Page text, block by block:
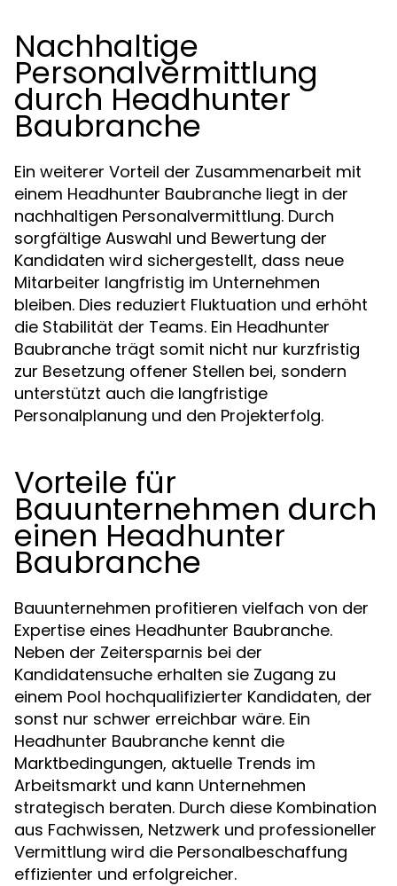
Nachhaltige
Personalvermittlung
durch Headhunter
Baubranche
Ein weiterer Vorteil der Zusammenarbeit mit
einem Headhunter Baubranche liegt in der
nachhaltigen Personalvermittlung. Durch
sorgfältige Auswahl und Bewertung der
Kandidaten wird sichergestellt, dass neue
Mitarbeiter langfristig im Unternehmen
bleiben. Dies reduziert Fluktuation und erhöht
die Stabilität der Teams. Ein Headhunter
Baubranche trägt somit nicht nur kurzfristig
zur Besetzung offener Stellen bei, sondern
unterstützt auch die langfristige
Personalplanung und den Projekterfolg.
Vorteile für
Bauunternehmen durch
einen Headhunter
Baubranche
Bauunternehmen profitieren vielfach von der
Expertise eines Headhunter Baubranche.
Neben der Zeitersparnis bei der
Kandidatensuche erhalten sie Zugang zu
einem Pool hochqualifizierter Kandidaten, der
sonst nur schwer erreichbar wäre. Ein
Headhunter Baubranche kennt die
Marktbedingungen, aktuelle Trends im
Arbeitsmarkt und kann Unternehmen
strategisch beraten. Durch diese Kombination
aus Fachwissen, Netzwerk und professioneller
Vermittlung wird die Personalbeschaffung
effizienter und erfolgreicher.